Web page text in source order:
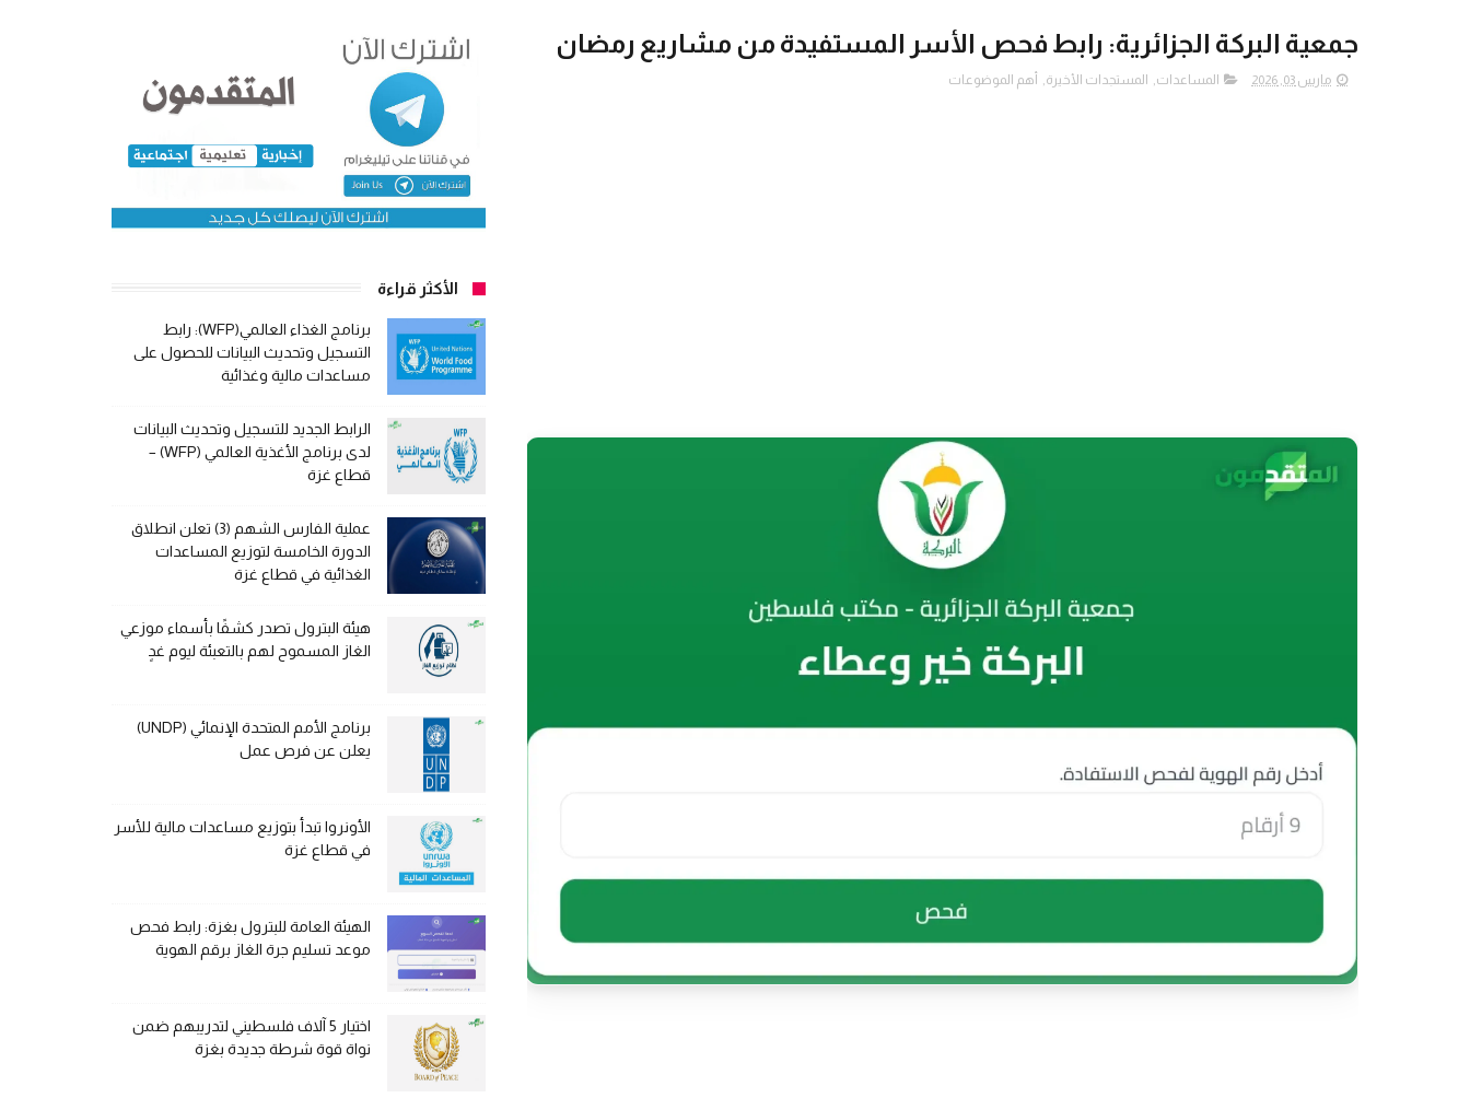
جمعية البركة الجزائرية: رابط فحص الأسر المستفيدة من مشاريع رمضان
مارس 03, 2026 المساعدات, المستجدات الأخيرة, أهم الموضوعات
الأكثر قراءة
برنامج الغذاء العالمي(WFP): رابط
التسجيل وتحديث البيانات للحصول على
مساعدات مالية وغذائية
الرابط الجديد للتسجيل وتحديث البيانات
لدى برنامج الأغذية العالمي (WFP) –
قطاع غزة
عملية الفارس الشهم (3) تعلن انطلاق
الدورة الخامسة لتوزيع المساعدات
الغذائية في قطاع غزة
هيئة البترول تصدر كشفًا بأسماء موزعي
الغاز المسموح لهم بالتعبئة ليوم غدٍ
برنامج الأمم المتحدة الإنمائي (UNDP)
يعلن عن فرص عمل
الأونروا تبدأ بتوزيع مساعدات مالية للأسر
في قطاع غزة
الهيئة العامة للبترول بغزة: رابط فحص
موعد تسليم جرة الغاز برقم الهوية
اختيار 5 آلاف فلسطيني لتدريبهم ضمن
نواة قوة شرطة جديدة بغزة